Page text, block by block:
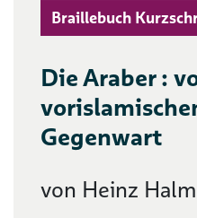
Braillebuch
Die Araber :
Gegenwart
von Heinz Halm